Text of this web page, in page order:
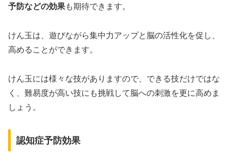
予防などの効果も期待できます。
けん玉は、遊びながら集中力アップと脳の活性化を促し、
高めることができます。
けん玉には様々な技がありますので、できる技だけではな
く、難易度が高い技にも挑戦して脳への刺激を更に高めま
しょう。
認知症予防効果